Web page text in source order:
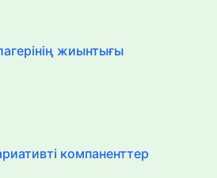
жиынтығы
компаненттер